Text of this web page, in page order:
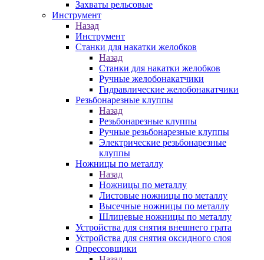
Захваты рельсовые
Инструмент
Назад
Инструмент
Станки для накатки желобков
Назад
Станки для накатки желобков
Ручные желобонакатчики
Гидравлические желобонакатчики
Резьбонарезные клуппы
Назад
Резьбонарезные клуппы
Ручные резьбонарезные клуппы
Электрические резьбонарезные
клуппы
Ножницы по металлу
Назад
Ножницы по металлу
Листовые ножницы по металлу
Высечные ножницы по металлу
Шлицевые ножницы по металлу
Устройства для снятия внешнего грата
Устройства для снятия оксидного слоя
Опрессовщики